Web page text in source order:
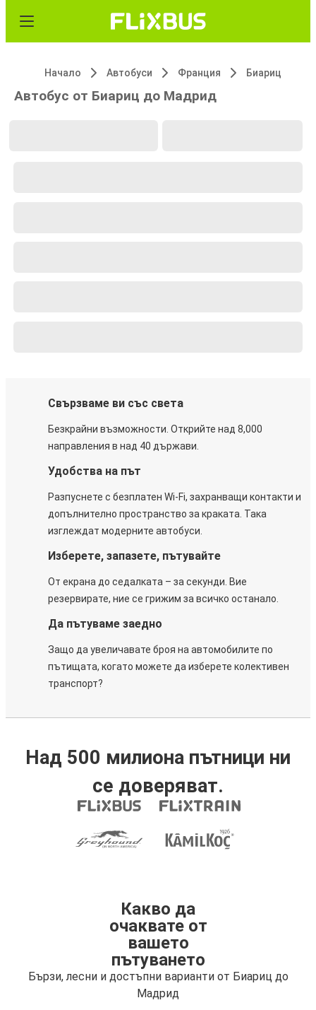
Начало Автобуси Франция Биариц
Автобус от Биариц до Мадрид
Свързваме ви със света
Безкрайни възможности. Открийте над 8,000
направления в над 40 държави.
Удобства на път
Разпуснете с безплатен Wi-Fi, захранващи контакти и
допълнително пространство за краката. Така
изглеждат модерните автобуси.
Изберете, запазете, пътувайте
От екрана до седалката – за секунди. Вие
резервирате, ние се грижим за всичко останало.
Да пътуваме заедно
Защо да увеличавате броя на автомобилите по
пътищата, когато можете да изберете колективен
транспорт?
Над 500 милиона пътници ни
се доверяват.
Какво да
очаквате от
вашето
пътуването
Бързи, лесни и достъпни варианти от Биариц до
Мадрид